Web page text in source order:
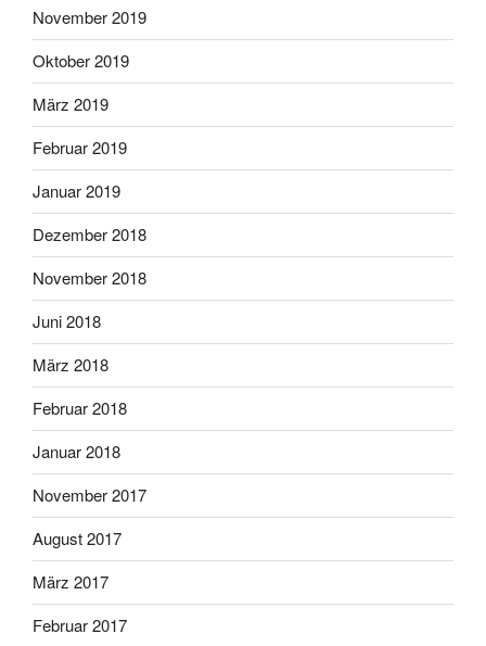
November 2019
Oktober 2019
März 2019
Februar 2019
Januar 2019
Dezember 2018
November 2018
Juni 2018
März 2018
Februar 2018
Januar 2018
November 2017
August 2017
März 2017
Februar 2017